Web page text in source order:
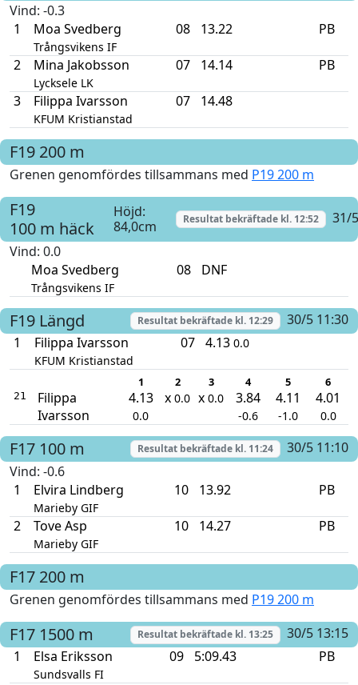
Vind: -0.3
1
Moa Svedberg
Trångsvikens IF
08 13.22 PB
2 Mina Jakobsson
Lycksele LK
07 14.14 PB
3 Filippa Ivarsson
KFUM Kristianstad
07 14.48
F19 200 m
Grenen genomfördes tillsammans med P19 200 m
F19
100 m häck
Höjd:
84,0cm
Resultat bekräftade kl.12:52
31/
Vind: 0.0
Moa Svedberg
Trångsvikens IF
08 DNF
F19 Längd Resultat bekräftade kl. 12:29
30/5 11:30
1
Filippa Ivarsson
KFUM Kristianstad
07 4.13 0.0
1 2 3 4 5 6
21
Filippa
Ivarsson
4.13
0.0
x 0.0 x 0.0 3.84
-0.6
4.11
-1.0
4.01
0.0
F17 100 m Resultat bekräftade kl. 11:24
30/5 11:10
Vind: -0.6
1
Elvira Lindberg
Marieby GIF
10 13.92 PB
2 Tove Asp
Marieby GIF
10 14.27 PB
F17 200 m
Grenen genomfördes tillsammans med P19 200 m
F17 1500 m Resultat bekräftade kl. 13:25
30/5 13:15
1
Elsa Eriksson
Sundsvalls FI
09 5:09.43 PB